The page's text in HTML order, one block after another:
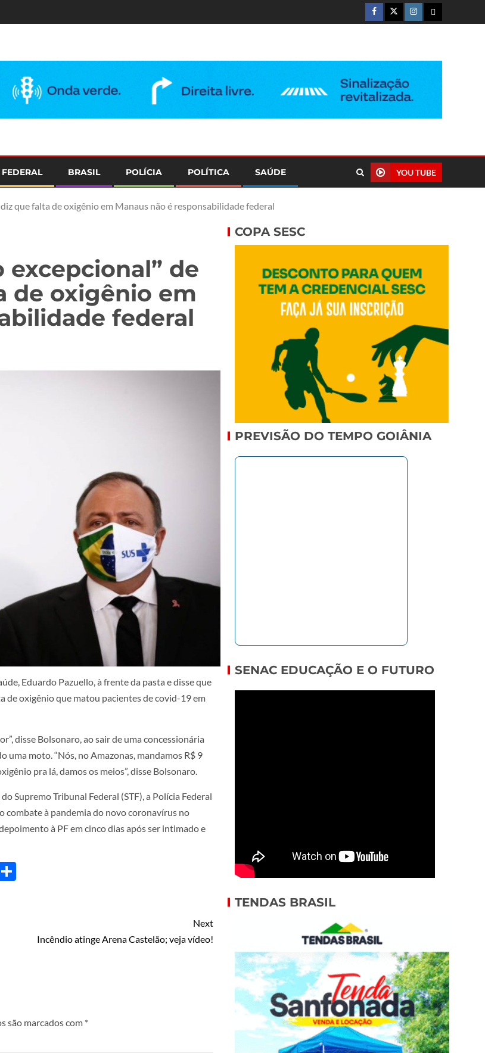
BRASIL POLÍCIA POLÍTICA SAÚDE YOU TUBE
que falta de oxigênio em Manaus não é responsabilidade federal
excepcional” de
de oxigênio em
federal
Eduardo Pazuello, à frente da pasta e disse que
de oxigênio que matou pacientes de covid-19 em
disse Bolsonaro, ao sair de uma concessionária
uma moto. “Nós, no Amazonas, mandamos R$ 9
pra lá, damos os meios”, disse Bolsonaro.
Supremo Tribunal Federal (STF), a Polícia Federal
combate à pandemia do novo coronavírus no
à PF em cinco dias após ser intimado e
Next
Incêndio atinge Arena Castelão; veja vídeo!
são marcados com *
COPA SESC
PREVISÃO DO TEMPO GOIÂNIA
SENAC EDUCAÇÃO E O FUTURO
TENDAS BRASIL